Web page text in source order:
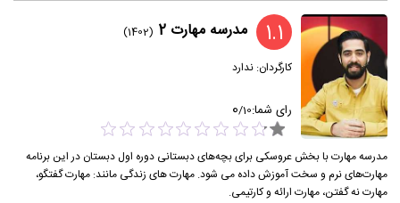
1.1 مدرسه مهارت 2
(1402)
کارگردان:ندارد
رای شما: 0/10
مدرسه مهارت با بخش عروسکی برای بچه‌های دبستانی دوره اول دبستان در این برنامه
مهارت‌های نرم و سخت آموزش داده می شود. مهارت های زندگی مانند: مهارت گفتگو،
مهارت نه گفتن، مهارت ارائه و کارتیمی.